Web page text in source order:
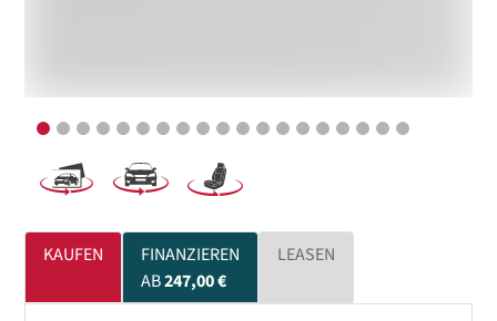
KAUFEN
FINANZIEREN
AB247,00 €
LEASEN